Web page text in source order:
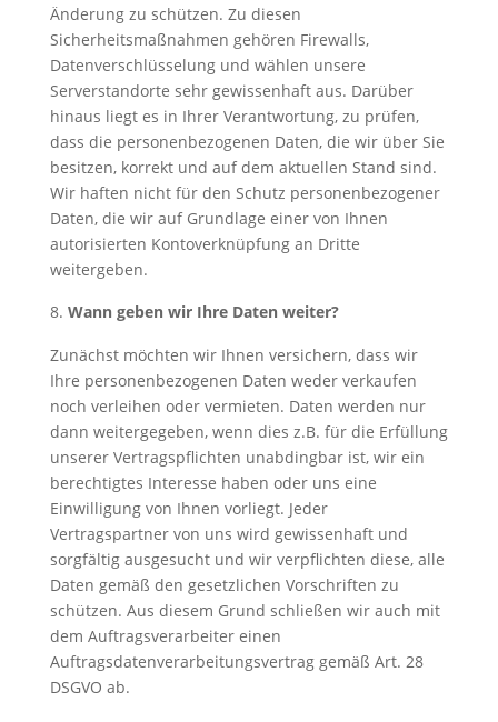
Änderung zu schützen. Zu diesen
Sicherheitsmaßnahmen gehören Firewalls,
Datenverschlüsselung und wählen unsere
Serverstandorte sehr gewissenhaft aus. Darüber
hinaus liegt es in Ihrer Verantwortung, zu prüfen,
dass die personenbezogenen Daten, die wir über Sie
besitzen, korrekt und auf dem aktuellen Stand sind.
Wir haften nicht für den Schutz personenbezogener
Daten, die wir auf Grundlage einer von Ihnen
autorisierten Kontoverknüpfung an Dritte
weitergeben.
Wann geben wir Ihre Daten weiter?
Zunächst möchten wir Ihnen versichern, dass wir
Ihre personenbezogenen Daten weder verkaufen
noch verleihen oder vermieten. Daten werden nur
dann weitergegeben, wenn dies z.B. für die Erfüllung
unserer Vertragspflichten unabdingbar ist, wir ein
berechtigtes Interesse haben oder uns eine
Einwilligung von Ihnen vorliegt. Jeder
Vertragspartner von uns wird gewissenhaft und
sorgfältig ausgesucht und wir verpflichten diese, alle
Daten gemäß den gesetzlichen Vorschriften zu
schützen. Aus diesem Grund schließen wir auch mit
dem Auftragsverarbeiter einen
Auftragsdatenverarbeitungsvertrag gemäß Art. 28
DSGVO ab.